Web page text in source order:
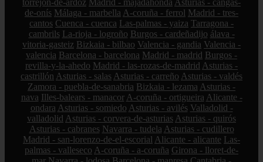
de-onís Málaga - marbella A-coruña - ferrol Madrid - tres-
cantos Cuenca - cuenca Las-palmas - yaiza Tarragona -
cambrils La-rioja - logroño Burgos - cardeñadijo álava -
vitoria-gasteiz Bizkaia - bilbao Valencia - gandia Valencia -
valencia Barcelona - barcelona Madrid - madrid Burgos -
revilla-y-la-ahedo Madrid - las-rozas-de-madrid Asturias -
castrillón Asturias - salas Asturias - carreño Asturias - valdés
Zamora - puebla-de-sanabria Bizkaia - lezama Asturias -
nava Illes-balears - manacor A-coruña - ortigueira Alicante -
ondara Asturias - somiedo Asturias - avilés Valladolid -
valladolid Asturias - corvera-de-asturias Asturias - quirós
Asturias - cabranes Navarra - tudela Asturias - cudillero
Madrid - san-lorenzo-de-el-escorial Alicante - alicante Las-
palmas - valleseco A-coruña - a-coruña Girona - lloret-de-